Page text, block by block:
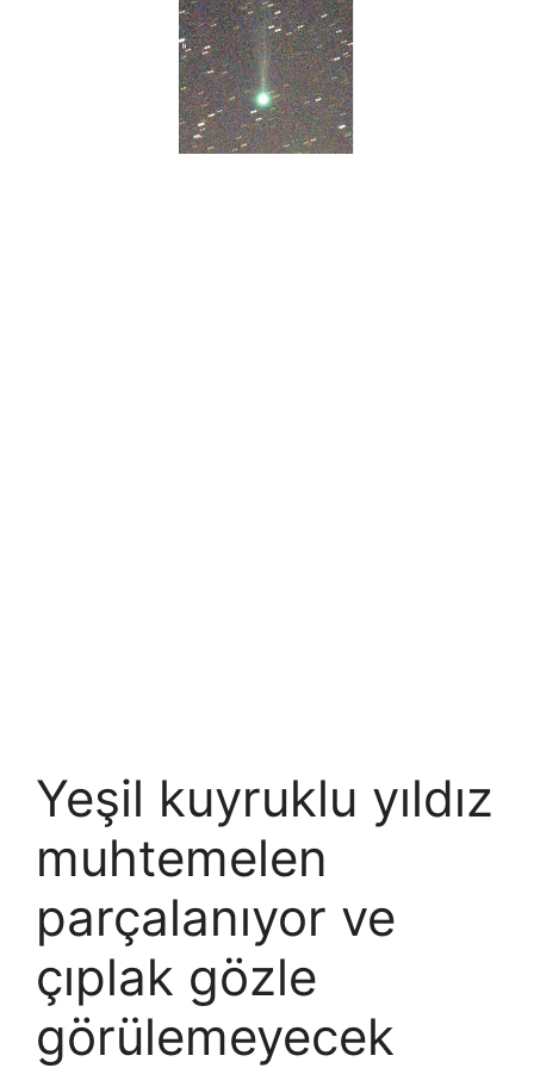
Yeşil kuyruklu yıldız
muhtemelen
parçalanıyor ve
çıplak gözle
görülemeyecek